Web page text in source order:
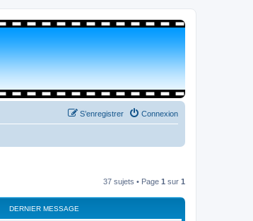
Connexion
S’enregistrer
37 sujets • Page 1 sur 1
DERNIER MESSAGE